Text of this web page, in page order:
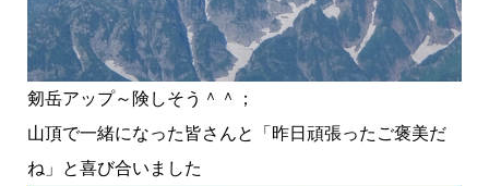
剱岳アップ～険しそう＾＾；
山頂で一緒になった皆さんと「昨日頑張ったご褒美だ
ね」と喜び合いました